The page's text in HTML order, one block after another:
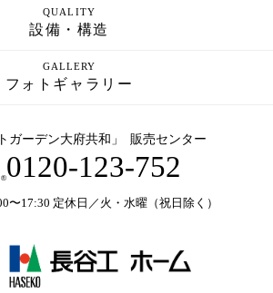
QUALITY
設備・構造
GALLERY
フォトギャラリー
ガーデン大府共和」 販売センター
0120-123-752
〜17:30 定休日／火・水曜（祝日除く）